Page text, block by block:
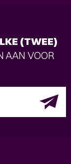
(TWEE)
AAN VOOR